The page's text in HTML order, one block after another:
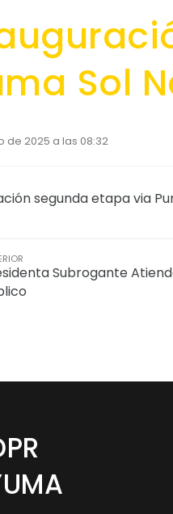
Sol
de 2025 a las 08:32
segunda etapa via
Subrogante